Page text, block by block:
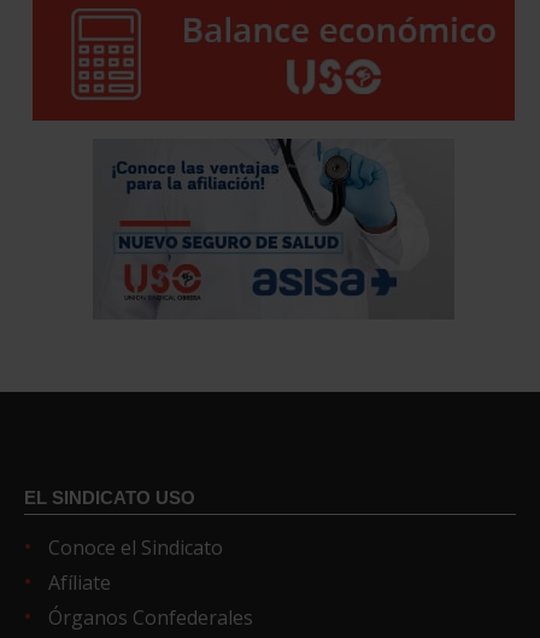
EL SINDICATO USO
Conoce el Sindicato
Afíliate
Órganos Confederales